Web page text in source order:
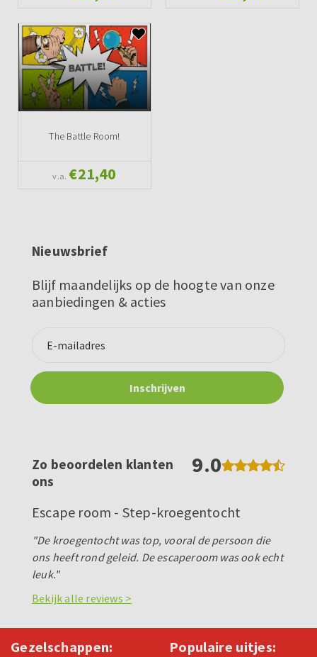
The Battle Room!
v.a. €21,40
Nieuwsbrief
Blijf maandelijks op de hoogte van onze
aanbiedingen & acties
Zo beoordelen klanten
ons
9.0
Escape room - Step-kroegentocht
"De kroegentocht was top, vooral de persoon die
ons heeft rond geleid. De escaperoom was ook echt
leuk."
Bekijk alle reviews >
Gezelschappen: Populaire uitjes: